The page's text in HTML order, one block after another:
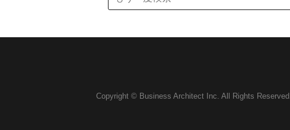
Copyright © Business Architect Inc. All Rights Reserved.